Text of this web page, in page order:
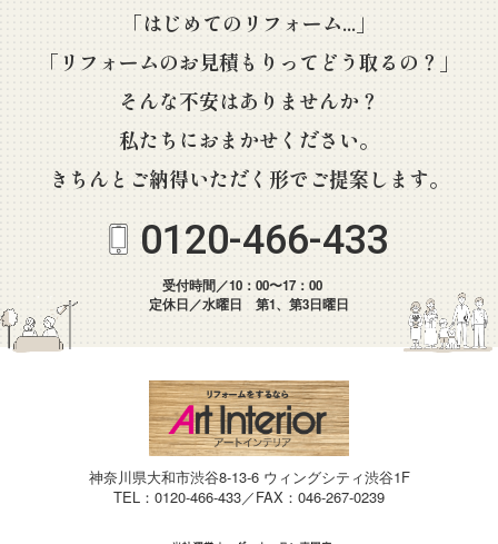
「はじめてのリフォーム...」
「リフォームのお見積もりってどう取るの？」
そんな不安はありませんか？
私たちにおまかせください。
きちんとご納得いただく形でご提案します。
0120-466-433
受付時間／10：00〜17：00
定休日／水曜日 第1、第3日曜日
神奈川県大和市渋谷8-13-6 ウィングシティ渋谷1F
TEL：0120-466-433／FAX：046-267-0239